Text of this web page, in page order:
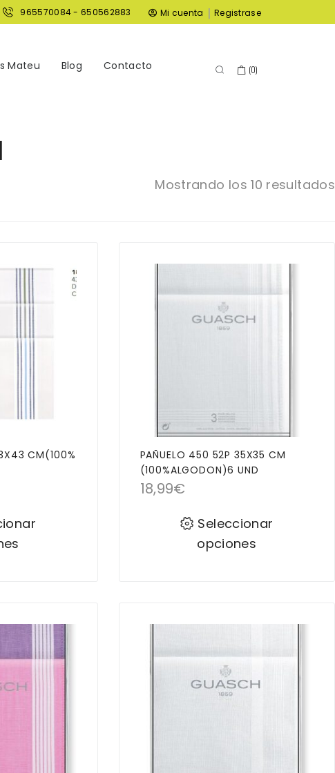
965570084 - 650562883 Mi cuenta | Registrase
Mateu Blog Contacto (0)
Mostrando los 10 resultados
CM(100%
PAÑUELO 450 52P 35X35 CM
(100%ALGODON)6 UND
18,99€
Seleccionar
opciones